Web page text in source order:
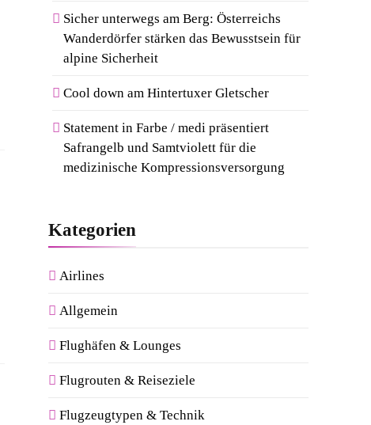
Sicher unterwegs am Berg: Österreichs
Wanderdörfer stärken das Bewusstsein für
alpine Sicherheit
Cool down am Hintertuxer Gletscher
Statement in Farbe / medi präsentiert
Safrangelb und Samtviolett für die
medizinische Kompressionsversorgung
Kategorien
Airlines
Allgemein
Flughäfen & Lounges
Flugrouten & Reiseziele
Flugzeugtypen & Technik